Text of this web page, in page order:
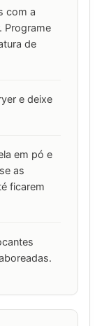
com a
Programe
de
e deixe
em pó e
as
ficarem